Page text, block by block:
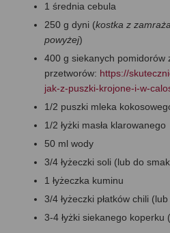
1 średnia cebula
250 g dyni (kostka z
powyżej)
400 g siekanych pomidorów
przetworów: https://
jak-z-puszki-krojone-i-w-
1/2 puszki mleka
1/2 łyżki masła klarowanego
50 ml wody
3/4 łyżeczki soli (lub do
1 łyżeczka kuminu
3/4 łyżeczki płatków chili
3-4 łyżki siekanego koperku